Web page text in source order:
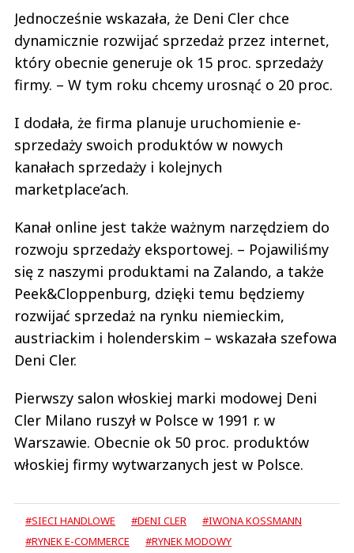
Jednocześnie wskazała, że Deni Cler chce
dynamicznie rozwijać sprzedaż przez internet,
który obecnie generuje ok 15 proc. sprzedaży
firmy. – W tym roku chcemy urosnąć o 20 proc.
I dodała, że firma planuje uruchomienie e-
sprzedaży swoich produktów w nowych
kanałach sprzedaży i kolejnych
marketplace’ach.
Kanał online jest także ważnym narzędziem do
rozwoju sprzedaży eksportowej. – Pojawiliśmy
się z naszymi produktami na Zalando, a także
Peek&Cloppenburg, dzięki temu będziemy
rozwijać sprzedaż na rynku niemieckim,
austriackim i holenderskim – wskazała szefowa
Deni Cler.
Pierwszy salon włoskiej marki modowej Deni
Cler Milano ruszył w Polsce w 1991 r. w
Warszawie. Obecnie ok 50 proc. produktów
włoskiej firmy wytwarzanych jest w Polsce.
#SIECI HANDLOWE #DENI CLER
#IWONA KOSSMANN
#RYNEK E-COMMERCE
#RYNEK MODOWY